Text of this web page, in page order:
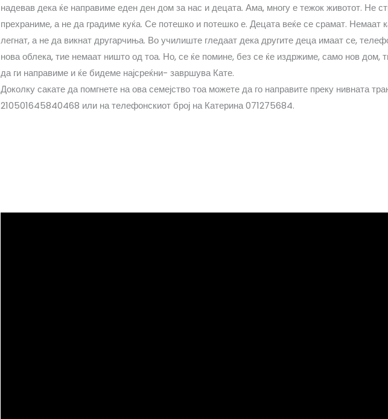
надевав дека ќе направиме еден ден дом за нас и децата. Ама, многу е тежок животот. Не
прехраниме, а не да градиме куќа. Се потешко и потешко е. Децата веќе се срамат. Немаат
легнат, а не да викнат другарчиња. Во училиште гледаат дека другите деца имаат се,
нова облека, тие немаат ништо од тоа. Но, се ќе помине, без се ќе издржиме, само нов дом,
да ги направиме и ќе бидеме најсреќни- завршува Кате.
Доколку сакате да помгнете на ова семејство тоа можете да го направите преку нивната
210501645840468 или на телефонскиот број на Катерина 071275684.